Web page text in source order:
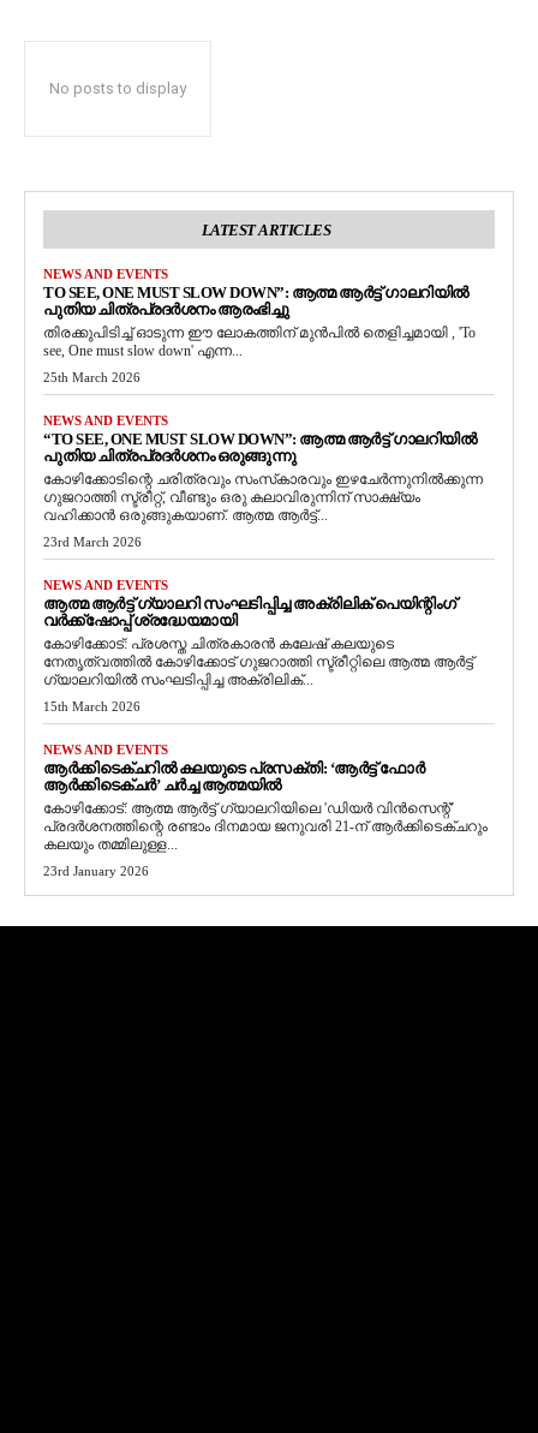
No posts to display
LATEST ARTICLES
NEWS AND EVENTS
TO SEE, ONE MUST SLOW DOWN”: ആത്മ ആർട്ട് ഗാലറിയിൽ
പുതിയ ചിത്രപ്രദർശനം ആരംഭിച്ചു
തിരക്കുപിടിച്ച് ഓടുന്ന ഈ ലോകത്തിന് മുൻപിൽ തെളിച്ചമായി , 'To
see, One must slow down' എന്ന...
25th March 2026
NEWS AND EVENTS
“TO SEE, ONE MUST SLOW DOWN”: ആത്മ ആർട്ട് ഗാലറിയിൽ
പുതിയ ചിത്രപ്രദർശനം ഒരുങ്ങുന്നു
കോഴിക്കോടിന്റെ ചരിത്രവും സംസ്‌കാരവും ഇഴചേർന്നുനിൽക്കുന്ന
ഗുജറാത്തി സ്ട്രീറ്റ്, വീണ്ടും ഒരു കലാവിരുന്നിന് സാക്ഷ്യം
വഹിക്കാൻ ഒരുങ്ങുകയാണ്. ആത്മ ആർട്ട്...
23rd March 2026
NEWS AND EVENTS
ആത്മ ആർട്ട് ഗ്യാലറി സംഘടിപ്പിച്ച അക്രിലിക് പെയിന്റിംഗ്
വർക്ക്‌ഷോപ്പ് ശ്രദ്ധേയമായി
കോഴിക്കോട്: പ്രശസ്ത ചിത്രകാരൻ കലേഷ് കലയുടെ
നേതൃത്വത്തിൽ കോഴിക്കോട് ഗുജറാത്തി സ്ട്രീറ്റിലെ ആത്മ ആർട്ട്
ഗ്യാലറിയിൽ സംഘടിപ്പിച്ച അക്രിലിക്...
15th March 2026
NEWS AND EVENTS
ആർക്കിടെക്ചറിൽ കലയുടെ പ്രസക്തി: ‘ആർട്ട് ഫോർ
ആർക്കിടെക്ചർ’ ചർച്ച ആത്മയിൽ
​കോഴിക്കോട്: ആത്മ ആർട്ട് ഗ്യാലറിയിലെ 'ഡിയർ വിൻസെന്റ്'
പ്രദർശനത്തിന്റെ രണ്ടാം ദിനമായ ജനുവരി 21-ന് ആർക്കിടെക്ചറും
കലയും തമ്മിലുള്ള...
23rd January 2026